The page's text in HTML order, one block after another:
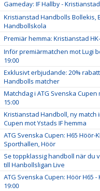
Gameday: IF Hallby -
Kristianstad Handbolls Bollekis,
Handbollskola
Premiär hemma: Kristianstad
Inför premiärmatchen mot Lugi
19:00
Exklusivt erbjudande: 20%
Handbolls matcher
Matchdag i ATG Svenska Cupen
15:00
Kristianstad Handboll, ny match
Cupen mot Ystads IF hemma
ATG Svenska Cupen: H65 Höör-
Sporthallen, Höör
Se toppklassig handboll när du
till Hanbollsligan Live
ATG Svenska Cupen: Höör H65
19:00